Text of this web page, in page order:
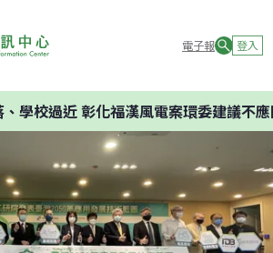
電子報 登入
彰化福漢風電案環委建議不應開發